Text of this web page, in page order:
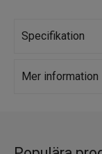
Specifikation
Varumärke
Mer information